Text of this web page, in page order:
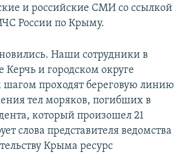
и российские СМИ со ссылкой
России по Крыму.
Наши сотрудники в
Керчь и городском округе
проходят береговую линию
тел моряков, погибших в
который произошел 21
слова представителя ведомства
Крыма ресурс